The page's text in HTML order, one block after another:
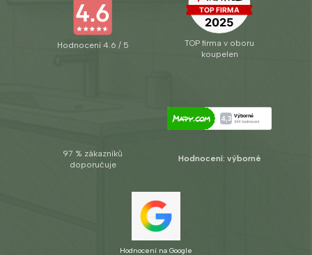
Hodnocení 4.6 / 5
TOP firma v oboru
koupelen
97 % zákazníků
doporučuje
Hodnocení: výborné
Hodnocení na Google